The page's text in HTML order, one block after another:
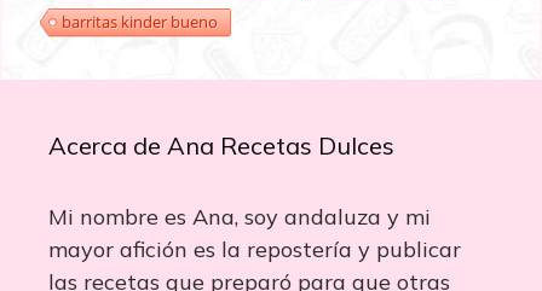
barritas kinder bueno
Acerca de Ana Recetas Dulces
Mi nombre es Ana, soy andaluza y mi
mayor afición es la repostería y publicar
las recetas que preparó para que otras